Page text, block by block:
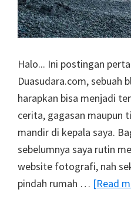
Halo... Ini postingan
Duasudara.com, sebuah
harapkan bisa menjadi
cerita, gagasan maupun
mandir di kepala saya.
sebelumnya saya rutin
website fotografi, nah
pindah rumah … [Read